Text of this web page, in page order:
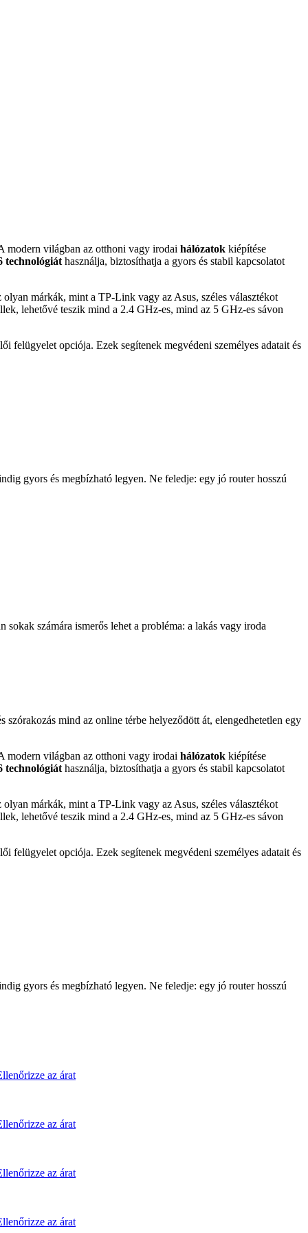
modern világban az otthoni vagy irodai hálózatok kiépítése
technológiát használja, biztosíthatja a gyors és stabil kapcsolatot
márkák, mint a TP-Link vagy az Asus, széles választékot
lehetővé teszik mind a 2.4 GHz-es, mind az 5 GHz-es sávon
felügyelet opciója. Ezek segítenek megvédeni személyes adatait és
gyors és megbízható legyen. Ne feledje: egy jó router hosszú
számára ismerős lehet a probléma: a lakás vagy iroda
mind az online térbe helyeződött át, elengedhetetlen egy
modern világban az otthoni vagy irodai hálózatok kiépítése
technológiát használja, biztosíthatja a gyors és stabil kapcsolatot
márkák, mint a TP-Link vagy az Asus, széles választékot
lehetővé teszik mind a 2.4 GHz-es, mind az 5 GHz-es sávon
felügyelet opciója. Ezek segítenek megvédeni személyes adatait és
gyors és megbízható legyen. Ne feledje: egy jó router hosszú
az árat
az árat
az árat
az árat